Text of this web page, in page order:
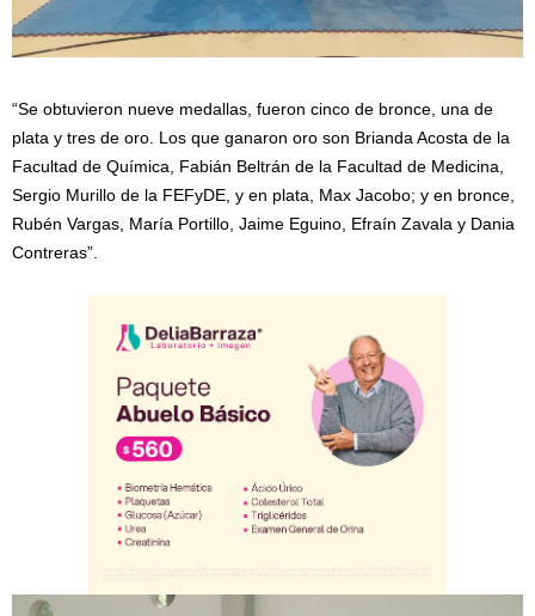
“Se obtuvieron nueve medallas, fueron cinco de bronce, una de
plata y tres de oro. Los que ganaron oro son Brianda Acosta de la
Facultad de Química, Fabián Beltrán de la Facultad de Medicina,
Sergio Murillo de la FEFyDE, y en plata, Max Jacobo; y en bronce,
Rubén Vargas, María Portillo, Jaime Eguino, Efraín Zavala y Dania
Contreras”.